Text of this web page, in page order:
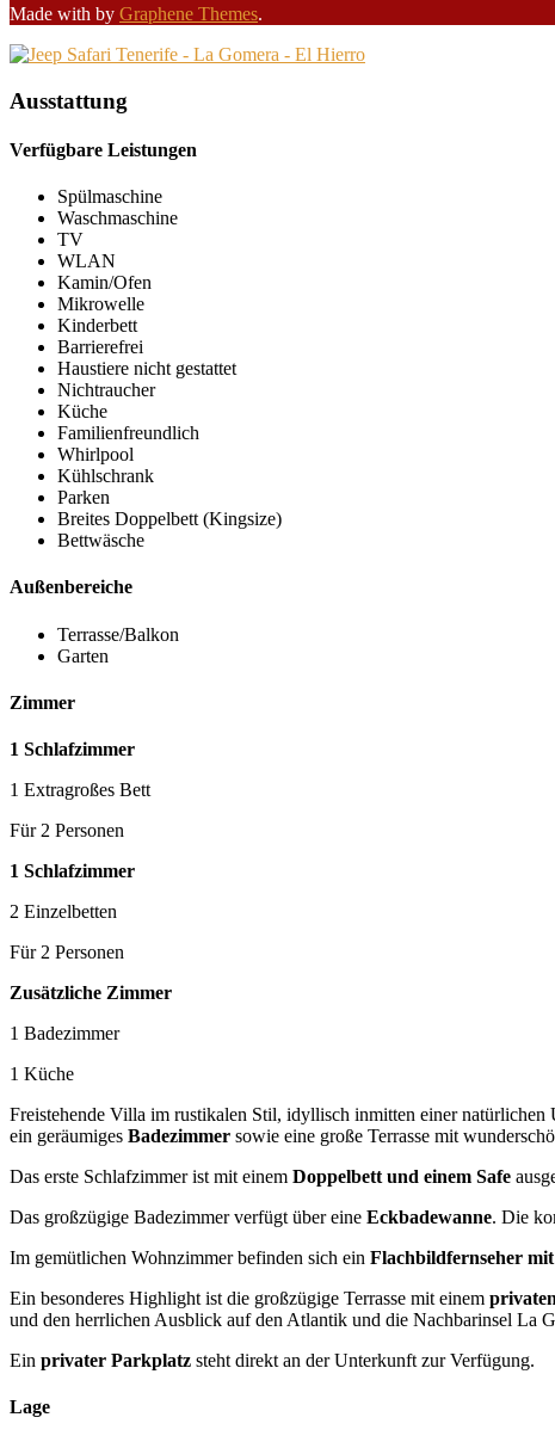
Made with by Graphene Themes.
Ausstattung
Verfügbare Leistungen
Spülmaschine
Waschmaschine
TV
WLAN
Kamin/Ofen
Mikrowelle
Kinderbett
Barrierefrei
Haustiere nicht gestattet
Nichtraucher
Küche
Familienfreundlich
Whirlpool
Kühlschrank
Parken
Breites Doppelbett (Kingsize)
Bettwäsche
Außenbereiche
Terrasse/Balkon
Garten
Zimmer
1 Schlafzimmer
1 Extragroßes Bett
Für 2 Personen
1 Schlafzimmer
2 Einzelbetten
Für 2 Personen
Zusätzliche Zimmer
1 Badezimmer
1 Küche
Freistehende Villa im rustikalen Stil, idyllisch inmitten einer
ein geräumiges Badezimmer sowie eine große Terrasse mit
Das erste Schlafzimmer ist mit einem Doppelbett und einem Safe
Das großzügige Badezimmer verfügt über eine Eckbadewanne. Die
Im gemütlichen Wohnzimmer befinden sich ein Flachbildfernseher
Ein besonderes Highlight ist die großzügige Terrasse mit einem
und den herrlichen Ausblick auf den Atlantik und die Nachbarinsel La
Ein privater Parkplatz steht direkt an der Unterkunft zur Verfügung.
Lage